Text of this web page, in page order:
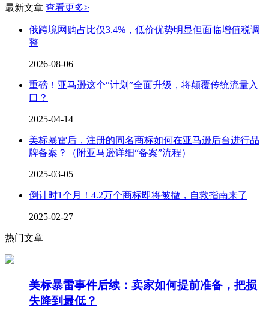
最新文章 查看更多>
俄跨境网购占比仅3.4%，低价优势明显但面临增值税调
整
2026-08-06
重磅！亚马逊这个“计划”全面升级，将颠覆传统流量入
口？
2025-04-14
美标暴雷后，注册的同名商标如何在亚马逊后台进行品
牌备案？（附亚马逊详细“备案”流程）
2025-03-05
倒计时1个月！4.2万个商标即将被撤，自救指南来了
2025-02-27
热门文章
美标暴雷事件后续：卖家如何提前准备，把损
失降到最低？